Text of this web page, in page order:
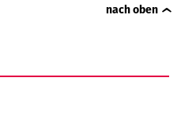
nach oben